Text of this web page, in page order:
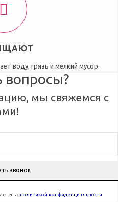
воду, грязь и мелкий мусор.
вопросы?
мы свяжемся с
с политикой конфиденциальности